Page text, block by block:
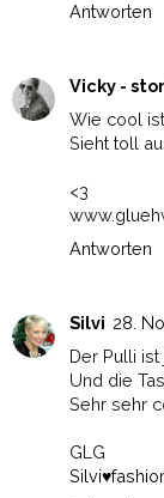
Antworten
Vicky -
Wie cool
Sieht toll
<3
Antworten
Silvi 28.
Der Pulli
Und die
Sehr sehr
GLG